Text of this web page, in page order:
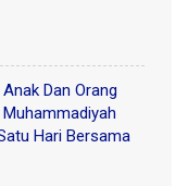
Dan Orang
Muhammadiyah
Hari Bersama